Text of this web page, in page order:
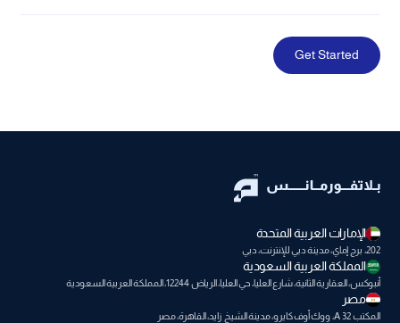
Get Started
الإمارات العربية المتحدة
202، برج إماي، مدينة دبي للإنترنت، دبي
المملكة العربية السعودية
أنبوكس، العقارية الثانية، شارع العليا، حي العليا، الرياض 12244، المملكة العربية السعودية
مصر
المكتب A 32، ووك أوف كايرو، مدينة الشيخ زايد، القاهرة، مصر